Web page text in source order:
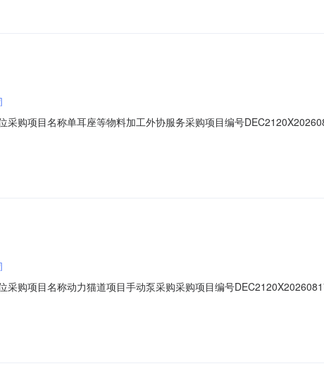
购项目名称单耳座等物料加工外协服务采购项目编号
子采购--供应商自助--投标报价界面进行报价。五、联系方式公告发布媒
购项目名称动力猫道项目手动泵采购采购项目编号
电子采购--供应商自助--投标报价界面进行报价。五、联系方式公告发布